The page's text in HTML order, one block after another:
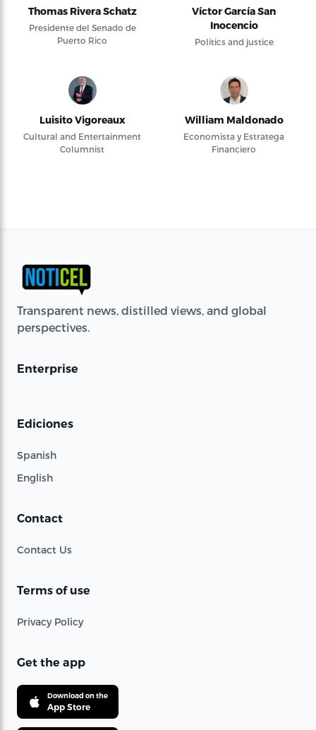
Thomas Rivera Schatz
Presidente del Senado de
Puerto Rico
Víctor García San
Inocencio
Politics and justice
Luisito Vigoreaux
Cultural and Entertainment
Columnist
William Maldonado
Economista y Estratega
Financiero
Transparent news, distilled views, and global
perspectives.
Enterprise
Ediciones
Spanish
English
Contact
Contact Us
Terms of use
Privacy Policy
Get the app
Download on the
App Store